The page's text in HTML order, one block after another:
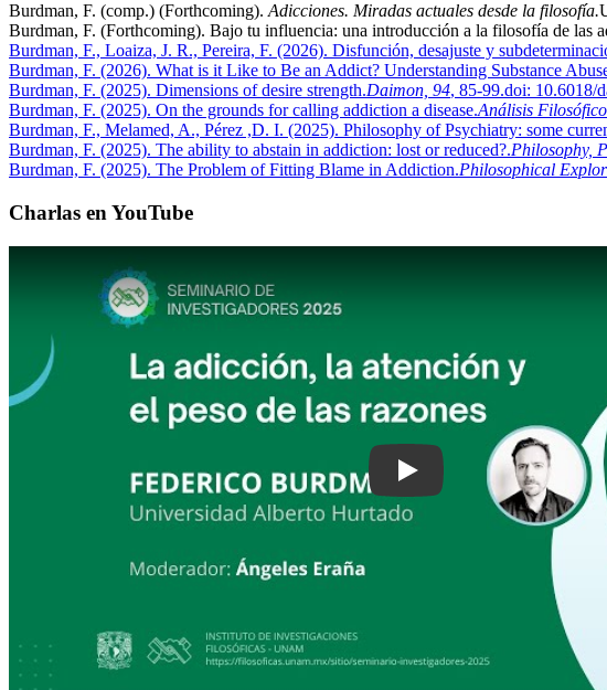
Burdman, F. (comp.) (Forthcoming). Adicciones. Miradas actuales desde la filosofía.
Burdman, F. (Forthcoming). Bajo tu influencia: una introducción a la filosofía de las
Burdman, F., Loaiza, J. R., Pereira, F. (2026). Disfunción, desajuste y
Burdman, F. (2026). What is it Like to Be an Addict? Understanding Substance
Burdman, F. (2025). Dimensions of desire strength.Daimon, 94, 85-99.doi: 10.6018/
Burdman, F. (2025). On the grounds for calling addiction a disease.Análisis Filosófico
Burdman, F., Melamed, A., Pérez ,D. I. (2025). Philosophy of Psychiatry: some
Burdman, F. (2025). The ability to abstain in addiction: lost or reduced?.Philosophy,
Burdman, F. (2025). The Problem of Fitting Blame in Addiction.Philosophical
Charlas en YouTube